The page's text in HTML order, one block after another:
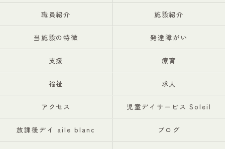
職員紹介 施設紹介
当施設の特徴 発達障がい
支援 療育
福祉 求人
アクセス 児童デイサービス Soleil
放課後デイ aile blanc ブログ